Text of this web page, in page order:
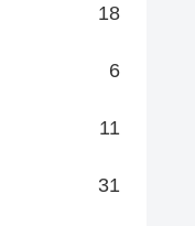
18
6
11
31